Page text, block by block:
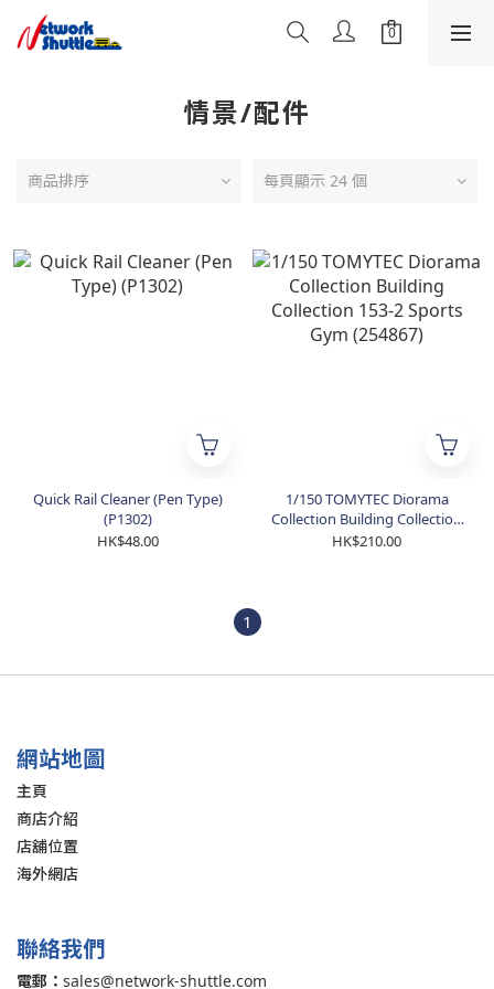
情景/配件
商品排序 每頁顯示 24 個
Quick Rail Cleaner (Pen Type)
(P1302)
HK$48.00
1/150 TOMYTEC Diorama
Collection Building Collection
153-2 Sports Gym (254867)
HK$210.00
1
網站地圖
主頁
商店介紹
店舖位置
海外網店
聯絡我們
電郵： sales@network-shuttle.com